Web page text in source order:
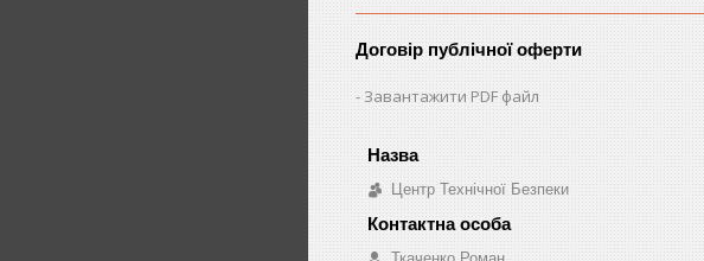
Договір публічної оферти
Завантажити PDF файл
Центр Технічної Безпеки